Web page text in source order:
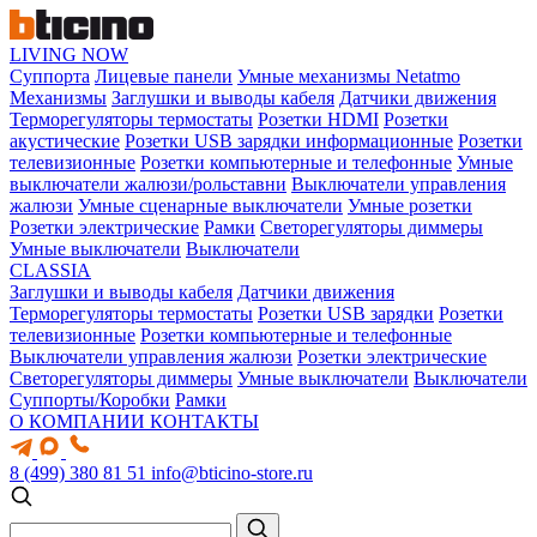
LIVING NOW
Суппорта Лицевые панели Умные механизмы Netatmo
Механизмы Заглушки и выводы кабеля Датчики движения
Терморегуляторы термостаты Розетки HDMI Розетки
акустические Розетки USB зарядки информационные Розетки
телевизионные Розетки компьютерные и телефонные Умные
выключатели жалюзи/рольставни Выключатели управления
жалюзи Умные сценарные выключатели Умные розетки
Розетки электрические Рамки Светорегуляторы диммеры
Умные выключатели Выключатели
CLASSIA
Заглушки и выводы кабеля Датчики движения
Терморегуляторы термостаты Розетки USB зарядки Розетки
телевизионные Розетки компьютерные и телефонные
Выключатели управления жалюзи Розетки электрические
Светорегуляторы диммеры Умные выключатели Выключатели
Суппорты/Коробки Рамки
О КОМПАНИИ КОНТАКТЫ
8 (499) 380 81 51 info@bticino-store.ru